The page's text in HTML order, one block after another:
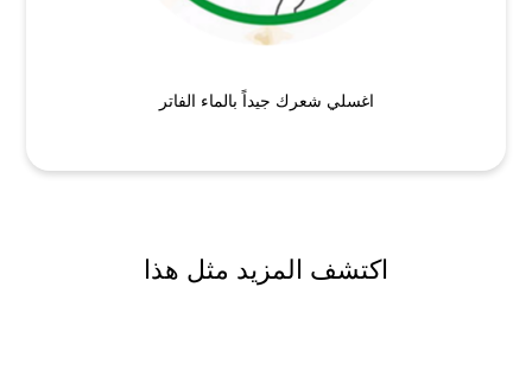
اغسلي شعرك جيداً بالماء الفاتر
اكتشف المزيد مثل هذا